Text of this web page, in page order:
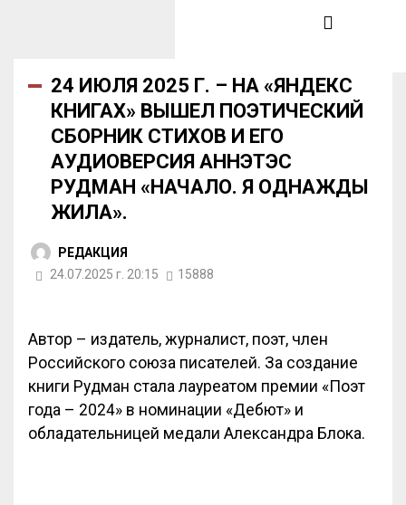
24 ИЮЛЯ 2025 Г. – НА «ЯНДЕКС
КНИГАХ» ВЫШЕЛ ПОЭТИЧЕСКИЙ
СБОРНИК СТИХОВ И ЕГО
АУДИОВЕРСИЯ АННЭТЭС
РУДМАН «НАЧАЛО. Я ОДНАЖДЫ
ЖИЛА».
РЕДАКЦИЯ
24.07.2025 г. 20:15
15888
Автор – издатель, журналист, поэт, член
Российского союза писателей. За создание
книги Рудман стала лауреатом премии «Поэт
года – 2024» в номинации «Дебют» и
обладательницей медали Александра Блока.